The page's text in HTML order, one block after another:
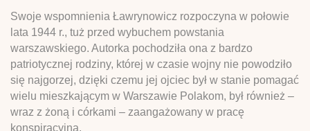
Swoje wspomnienia Ławrynowicz rozpoczyna w połowie
lata 1944 r., tuż przed wybuchem powstania
warszawskiego. Autorka pochodziła ona z bardzo
patriotycznej rodziny, której w czasie wojny nie powodziło
się najgorzej, dzięki czemu jej ojciec był w stanie pomagać
wielu mieszkającym w Warszawie Polakom, był również –
wraz z żoną i córkami – zaangażowany w pracę
konspiracyjną.